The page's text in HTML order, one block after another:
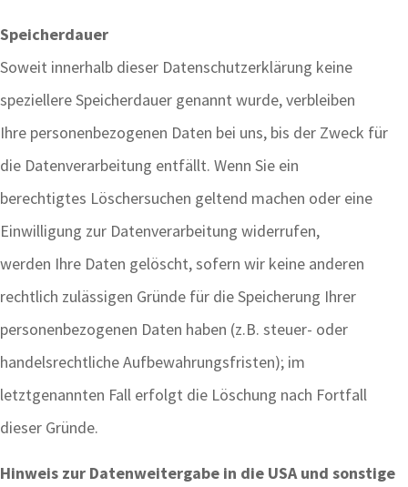
Speicherdauer
Soweit innerhalb dieser Datenschutzerklärung keine
speziellere Speicherdauer genannt wurde, verbleiben
Ihre personenbezogenen Daten bei uns, bis der Zweck für
die Datenverarbeitung entfällt. Wenn Sie ein
berechtigtes Löschersuchen geltend machen oder eine
Einwilligung zur Datenverarbeitung widerrufen,
werden Ihre Daten gelöscht, sofern wir keine anderen
rechtlich zulässigen Gründe für die Speicherung Ihrer
personenbezogenen Daten haben (z.B. steuer- oder
handelsrechtliche Aufbewahrungsfristen); im
letztgenannten Fall erfolgt die Löschung nach Fortfall
dieser Gründe.
Hinweis zur Datenweitergabe in die USA und sonstige